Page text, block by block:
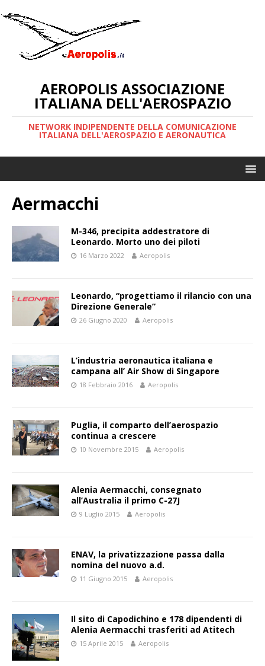
AEROPOLIS ASSOCIAZIONE
ITALIANA DELL'AEROSPAZIO
NETWORK INDIPENDENTE DELLA COMUNICAZIONE
ITALIANA DELL'AEROSPAZIO E AERONAUTICA
Aermacchi
M-346, precipita addestratore di
Leonardo. Morto uno dei piloti
16 Marzo 2022 Aeropolis
Leonardo, “progettiamo il rilancio con una
Direzione Generale”
26 Giugno 2020 Aeropolis
L’industria aeronautica italiana e
campana all’ Air Show di Singapore
18 Febbraio 2016 Aeropolis
Puglia, il comparto dell’aerospazio
continua a crescere
10 Novembre 2015 Aeropolis
Alenia Aermacchi, consegnato
all’Australia il primo C-27J
9 Luglio 2015 Aeropolis
ENAV, la privatizzazione passa dalla
nomina del nuovo a.d.
11 Giugno 2015 Aeropolis
Il sito di Capodichino e 178 dipendenti di
Alenia Aermacchi trasferiti ad Atitech
15 Aprile 2015 Aeropolis